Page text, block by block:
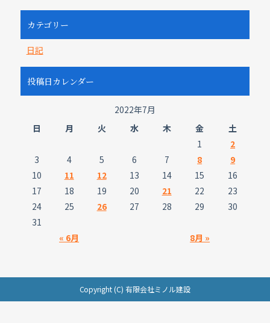
カテゴリー
日記
投稿日カレンダー
2022年7月
日
月 火 水 木 金 土
« 6月 8月 »
1
2
3
4 5 6 7 8
9
10
11 12 13 14 15
16
17
18 19 20 21 22
23
24
25 26 27 28 29
30
31
Copyright (C) 有限会社ミノル建設